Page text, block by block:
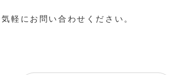
軽にお問い合わせください。